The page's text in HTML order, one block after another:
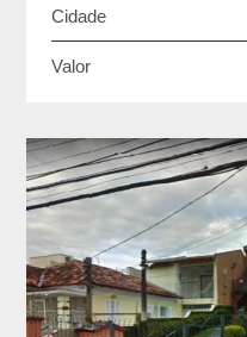
Cidade
Valor